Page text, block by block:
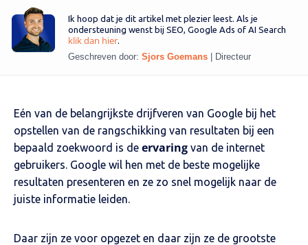
Ik hoop dat je dit artikel met plezier leest. Als je
ondersteuning wenst bij SEO, Google Ads of AI Search
klik dan hier
Geschreven door: Sjors Goemans | Directeur
Eén van de belangrijkste drijfveren van Google bij het
opstellen van de rangschikking van resultaten bij een
bepaald zoekwoord is de ervaring van de internet
gebruikers. Google wil hen met de beste mogelijke
resultaten presenteren en ze zo snel mogelijk naar de
juiste informatie leiden.
Daar zijn ze voor opgezet en daar zijn ze de grootste